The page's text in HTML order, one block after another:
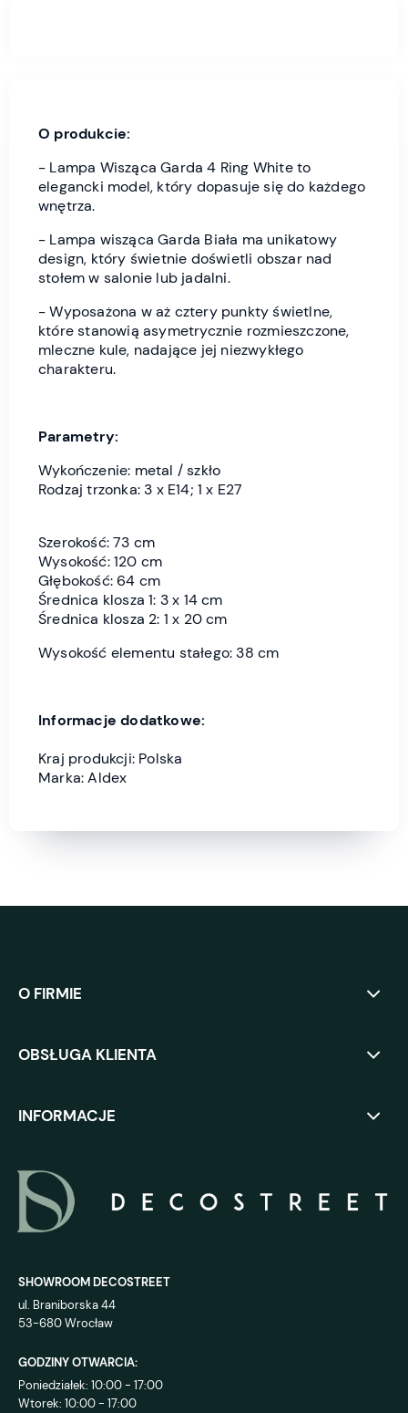
O produkcie:
- Lampa Wisząca Garda 4 Ring White to
elegancki model, który dopasuje się do każdego
wnętrza.
- Lampa wisząca Garda Biała ma unikatowy
design, który świetnie doświetli obszar nad
stołem w salonie lub jadalni.
- Wyposażona w aż cztery punkty świetlne,
które stanowią asymetrycznie rozmieszczone,
mleczne kule, nadające jej niezwykłego
charakteru.
Parametry:
Wykończenie: metal / szkło
Rodzaj trzonka: 3 x E14; 1 x E27
Szerokość: 73 cm
Wysokość: 120 cm
Głębokość: 64 cm
Średnica klosza 1: 3 x 14 cm
Średnica klosza 2: 1 x 20 cm
Wysokość elementu stałego: 38 cm
Informacje dodatkowe:
Kraj produkcji: Polska
Marka: Aldex
O FIRMIE
OBSŁUGA KLIENTA
INFORMACJE
SHOWROOM DECOSTREET
ul. Braniborska 44
53-680 Wrocław
GODZINY OTWARCIA:
Poniedziałek: 10:00 - 17:00
Wtorek: 10:00 - 17:00